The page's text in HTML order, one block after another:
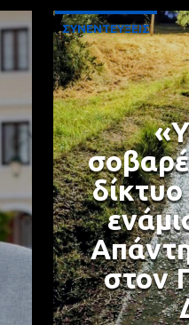
ΣΥΝΕΝΤΕΥΞΕΙΣ
στον